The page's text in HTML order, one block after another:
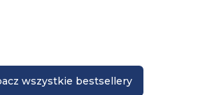
wszystkie bestsellery